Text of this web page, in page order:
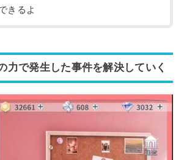
きるよ
力で発生した事件を解決していく